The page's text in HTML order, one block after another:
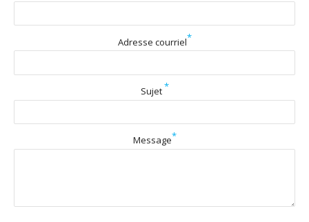
Adresse courriel*
Sujet*
Message*